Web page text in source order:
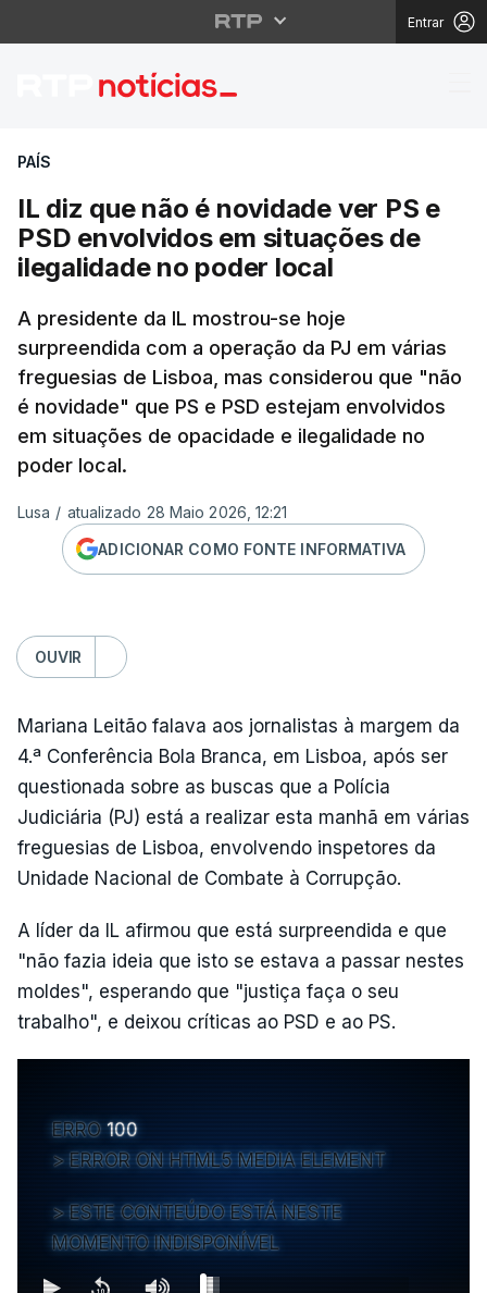
Entrar
IL diz que não é
PAÍS
IL diz que não é novidade ver PS e
PSD envolvidos em situações de
ilegalidade no poder local
A presidente da IL mostrou-se hoje
surpreendida com a operação da PJ em várias
freguesias de Lisboa, mas considerou que "não
é novidade" que PS e PSD estejam envolvidos
em situações de opacidade e ilegalidade no
poder local.
Lusa / atualizado 28 Maio 2026, 12:21
ADICIONAR COMO FONTE INFORMATIVA
OUVIR
Mariana Leitão falava aos jornalistas à margem da
4.ª Conferência Bola Branca, em Lisboa, após ser
questionada sobre as buscas que a Polícia
Judiciária (PJ) está a realizar esta manhã em várias
freguesias de Lisboa, envolvendo inspetores da
Unidade Nacional de Combate à Corrupção.
A líder da IL afirmou que está surpreendida e que
"não fazia ideia que isto se estava a passar nestes
moldes", esperando que "justiça faça o seu
trabalho", e deixou críticas ao PSD e ao PS.
ERRO 100
ERROR ON HTML5 MEDIA ELEMENT
ESTE CONTEÚDO ESTÁ NESTE
MOMENTO INDISPONÍVEL